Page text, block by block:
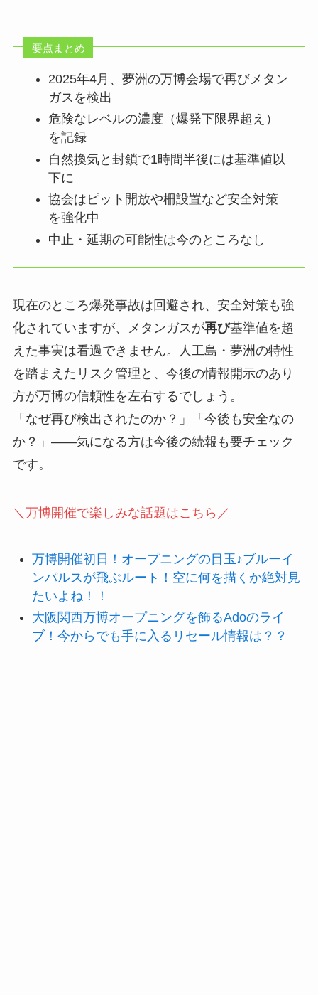
要点まとめ
2025年4月、夢洲の万博会場で再びメタン
ガスを検出
危険なレベルの濃度（爆発下限界超え）
を記録
自然換気と封鎖で1時間半後には基準値以
下に
協会はピット開放や柵設置など安全対策
を強化中
中止・延期の可能性は今のところなし
現在のところ爆発事故は回避され、安全対策も強
化されていますが、メタンガスが再び基準値を超
えた事実は看過できません。人工島・夢洲の特性
を踏まえたリスク管理と、今後の情報開示のあり
方が万博の信頼性を左右するでしょう。
「なぜ再び検出されたのか？」「今後も安全なの
か？」――気になる方は今後の続報も要チェック
です。
＼万博開催で楽しみな話題はこちら／
万博開催初日！オープニングの目玉♪ブルーイ
ンパルスが飛ぶルート！空に何を描くか絶対見
たいよね！！
大阪関西万博オープニングを飾るAdoのライ
ブ！今からでも手に入るリセール情報は？？